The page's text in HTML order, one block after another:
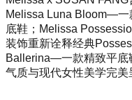
Melissa Luna Bloom—一
底鞋；Melissa
装饰重新诠释经典
Ballerina—一款精致平底
气质与现代女性美学完美